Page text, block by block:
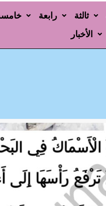
رابعة ثالثة
الأخبار